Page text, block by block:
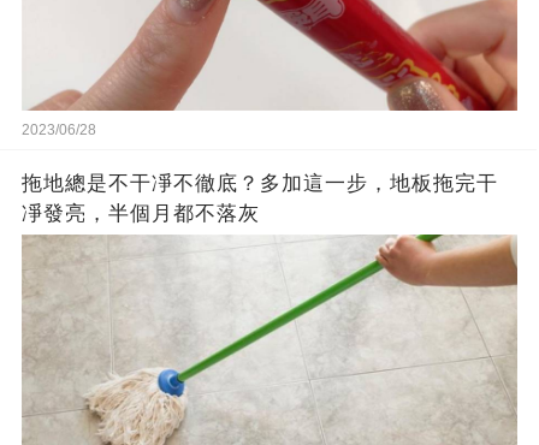
2023/06/28
拖地總是不干凈不徹底？多加這一步，地板拖完干
凈發亮，半個月都不落灰